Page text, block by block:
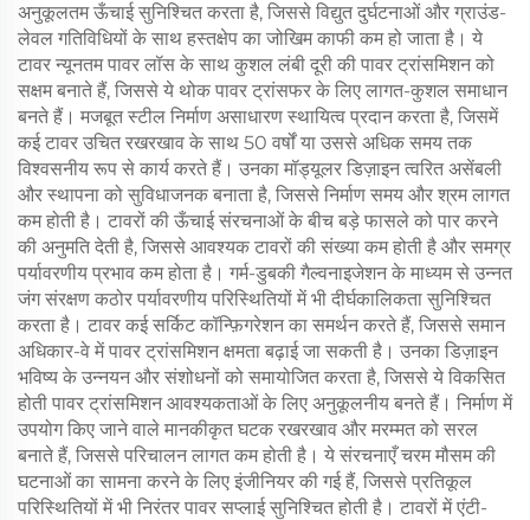
अनुकूलतम ऊँचाई सुनिश्चित करता है, जिससे विद्युत दुर्घटनाओं और ग्राउंड-
लेवल गतिविधियों के साथ हस्तक्षेप का जोखिम काफी कम हो जाता है। ये
टावर न्यूनतम पावर लॉस के साथ कुशल लंबी दूरी की पावर ट्रांसमिशन को
सक्षम बनाते हैं, जिससे ये थोक पावर ट्रांसफर के लिए लागत-कुशल समाधान
बनते हैं। मजबूत स्टील निर्माण असाधारण स्थायित्व प्रदान करता है, जिसमें
कई टावर उचित रखरखाव के साथ 50 वर्षों या उससे अधिक समय तक
विश्वसनीय रूप से कार्य करते हैं। उनका मॉड्यूलर डिज़ाइन त्वरित असेंबली
और स्थापना को सुविधाजनक बनाता है, जिससे निर्माण समय और श्रम लागत
कम होती है। टावरों की ऊँचाई संरचनाओं के बीच बड़े फासले को पार करने
की अनुमति देती है, जिससे आवश्यक टावरों की संख्या कम होती है और समग्र
पर्यावरणीय प्रभाव कम होता है। गर्म-डुबकी गैल्वनाइजेशन के माध्यम से उन्नत
जंग संरक्षण कठोर पर्यावरणीय परिस्थितियों में भी दीर्घकालिकता सुनिश्चित
करता है। टावर कई सर्किट कॉन्फ़िगरेशन का समर्थन करते हैं, जिससे समान
अधिकार-वे में पावर ट्रांसमिशन क्षमता बढ़ाई जा सकती है। उनका डिज़ाइन
भविष्य के उन्नयन और संशोधनों को समायोजित करता है, जिससे ये विकसित
होती पावर ट्रांसमिशन आवश्यकताओं के लिए अनुकूलनीय बनते हैं। निर्माण में
उपयोग किए जाने वाले मानकीकृत घटक रखरखाव और मरम्मत को सरल
बनाते हैं, जिससे परिचालन लागत कम होती है। ये संरचनाएँ चरम मौसम की
घटनाओं का सामना करने के लिए इंजीनियर की गई हैं, जिससे प्रतिकूल
परिस्थितियों में भी निरंतर पावर सप्लाई सुनिश्चित होती है। टावरों में एंटी-